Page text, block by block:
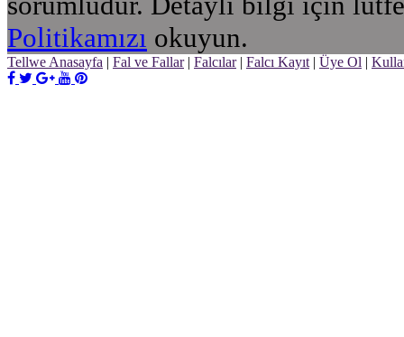
Politikamızı okuyun.
Tellwe Anasayfa | Fal ve Fallar| Falcılar| Falcı Kayıt | Üye Ol |